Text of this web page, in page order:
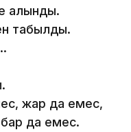
алынды.
табылды.
жар да емес,
да емес.